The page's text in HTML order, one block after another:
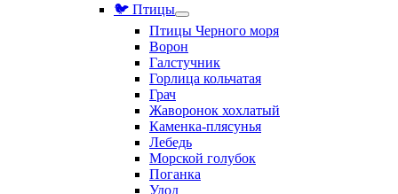
🐦 Птицы
Птицы Черного моря
Ворон
Галстучник
Горлица кольчатая
Грач
Жаворонок хохлатый
Каменка-плясунья
Лебедь
Морской голубок
Поганка
Удод